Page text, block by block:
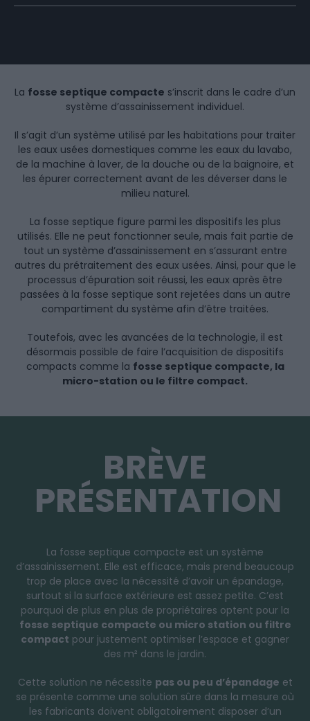
La fosse septique compacte s’inscrit dans le cadre d’un
système d’assainissement individuel.
Il s’agit d’un système utilisé par les habitations pour traiter
les eaux usées domestiques comme les eaux du lavabo,
de la machine à laver, de la douche ou de la baignoire, et
les épurer correctement avant de les déverser dans le
milieu naturel.
La fosse septique figure parmi les dispositifs les plus
utilisés. Elle ne peut fonctionner seule, mais fait partie de
tout un système d’assainissement en s’assurant entre
autres du prétraitement des eaux usées. Ainsi, pour que le
processus d’épuration soit réussi, les eaux après être
passées à la fosse septique sont rejetées dans un autre
compartiment du système afin d’être traitées.
Toutefois, avec les avancées de la technologie, il est
désormais possible de faire l’acquisition de dispositifs
compacts comme la fosse septique compacte, la
micro-station ou le filtre compact.
BRÈVE
PRÉSENTATION
La fosse septique compacte est un système
d’assainissement. Elle est efficace, mais prend beaucoup
trop de place avec la nécessité d’avoir un épandage,
surtout si la surface extérieure est assez petite. C’est
pourquoi de plus en plus de propriétaires optent pour la
fosse septique compacte ou micro station ou filtre
compact pour justement optimiser l’espace et gagner
des m² dans le jardin.
Cette solution ne nécessite pas ou peu d’épandage et
se présente comme une solution sûre dans la mesure où
les fabricants doivent obligatoirement disposer d’un